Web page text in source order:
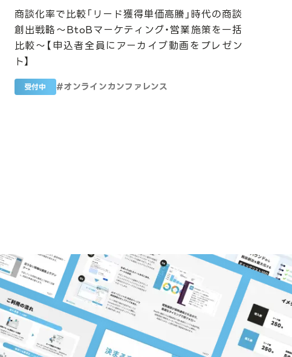
商談化率で比較「リード獲得単価高騰」時代の商談
創出戦略～BtoBマーケティング・営業施策を一括
比較～【申込者全員にアーカイブ動画をプレゼン
ト】
受付中 #オンラインカンファレンス